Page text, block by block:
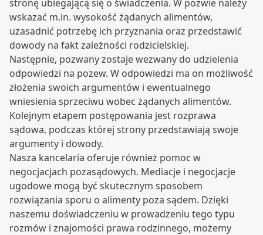
stronę ubiegającą się o świadczenia. W pozwie należy
wskazać m.in. wysokość żądanych alimentów,
uzasadnić potrzebę ich przyznania oraz przedstawić
dowody na fakt zależności rodzicielskiej.
Następnie, pozwany zostaje wezwany do udzielenia
odpowiedzi na pozew. W odpowiedzi ma on możliwość
złożenia swoich argumentów i ewentualnego
wniesienia sprzeciwu wobec żądanych alimentów.
Kolejnym etapem postępowania jest rozprawa
sądowa, podczas której strony przedstawiają swoje
argumenty i dowody.
Nasza kancelaria oferuje również pomoc w
negocjacjach pozasądowych. Mediacje i negocjacje
ugodowe mogą być skutecznym sposobem
rozwiązania sporu o alimenty poza sądem. Dzięki
naszemu doświadczeniu w prowadzeniu tego typu
rozmów i znajomości prawa rodzinnego, możemy